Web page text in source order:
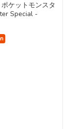
ケットモンスタ
Special -